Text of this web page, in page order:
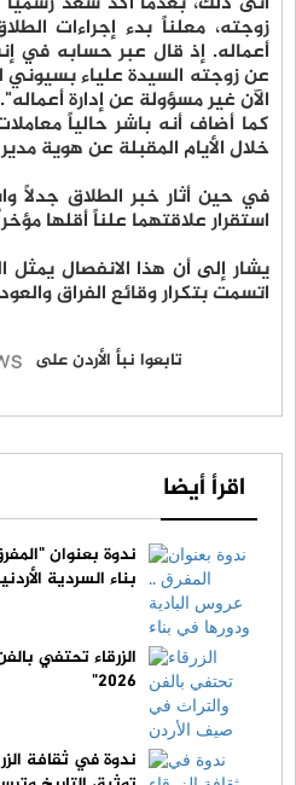
زوجته، معلناً بدء إجراءات
أعماله. إذ قال عبر حسابه في
الآن غير مسؤولة عن إدارة أعماله".
كما أضاف أنه باشر حالياً
خلال الأيام المقبلة عن هوية
في حين أثار خبر الطلاق جدلاً
استقرار علاقتهما علناً أقلها
اتسمت بتكرار وقائع الفراق
تابعوا نبأ الأردن على
اقرأ أيضا
ندوة بعنوان
بناء السردية
الزرقاء تحتفي
2026"
ندوة في ثقافة